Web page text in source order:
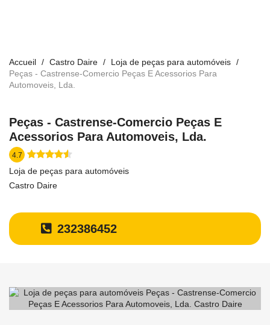
Accueil Castro Daire
Loja de peças para automóveis
Peças - Castrense-Comercio Peças E Acessorios Para
Automoveis, Lda.
Peças - Castrense-Comercio Peças E
Acessorios Para Automoveis, Lda.
4.7
Loja de peças para automóveis
Castro Daire
232386452